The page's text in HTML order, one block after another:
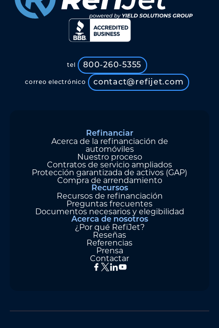
tel 800-260-5355
correo electrónico contact@refijet.com
Refinanciar
Acerca de la refinanciación de
automóviles
Nuestro proceso
Contratos de servicio ampliados
Protección garantizada de activos (GAP)
Compra de arrendamiento
Recursos
Recursos de refinanciación
Preguntas frecuentes
Documentos necesarios y elegibilidad
Acerca de nosotros
¿Por qué RefiJet?
Reseñas
Referencias
Prensa
Contactar